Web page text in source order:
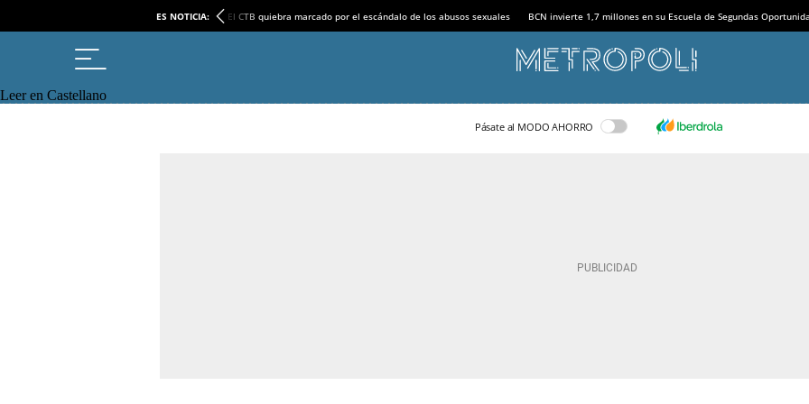
ES NOTICIA: El CTB quiebra marcado por el escándalo de los abusos sexuales BCN invierte 1,7 millones en su Escuela de Segundas
Leer en Castellano
Pásate al MODO AHORRO